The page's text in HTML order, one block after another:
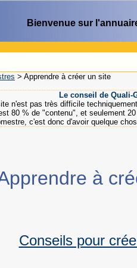
Bienvenue sur
> Apprendre à créer un site
Le conseil de Quali-
n'est pas très difficile
80 % de "contenu", et seulement
c'est donc d'avoir quelque
à
Conseils pour